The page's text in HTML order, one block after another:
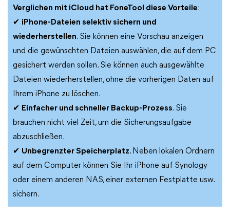
Verglichen mit iCloud hat FoneTool diese Vorteile:
✔ iPhone-Dateien selektiv sichern und
wiederherstellen. Sie können eine Vorschau anzeigen
und die gewünschten Dateien auswählen, die auf dem PC
gesichert werden sollen. Sie können auch ausgewählte
Dateien wiederherstellen, ohne die vorherigen Daten auf
Ihrem iPhone zu löschen.
✔ Einfacher und schneller Backup-Prozess. Sie
brauchen nicht viel Zeit, um die Sicherungsaufgabe
abzuschließen.
✔ Unbegrenzter Speicherplatz. Neben lokalen Ordnern
auf dem Computer können Sie Ihr iPhone auf Synology
oder einem anderen NAS, einer externen Festplatte usw.
sichern.